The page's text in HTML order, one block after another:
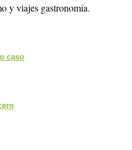
y viajes gastronomía.
caso